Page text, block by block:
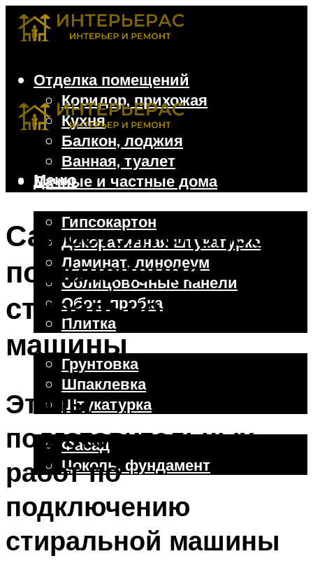
Отделка помещений
Коридор, прихожая
Кухня
Балкон, лоджия
Ванная, туалет
Дачные и частные дома
Гипсокартон
Декоративная штукатурка
Ламинат, линолеум
Облицовочные панели
Обои, пробка
Плитка
Отделочные работы
Грунтовка
Шпаклевка
Штукатурка
Фасад
Цоколь, фундамент
Меню
Меню
Самостоятельное
подключение
стиральной
машины
Этапы
подготовительных
работ по
подключению
стиральной машины